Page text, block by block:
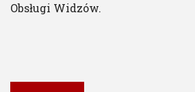
Obsługi Widzów.